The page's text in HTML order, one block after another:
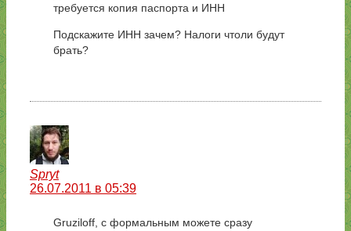
требуется копия паспорта и ИНН
Подскажите ИНН зачем? Налоги чтоли будут
брать?
Spryt
26.07.2011 в 05:39
Gruziloff, с формальным можете сразу